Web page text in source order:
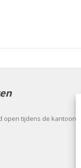
open tijdens de